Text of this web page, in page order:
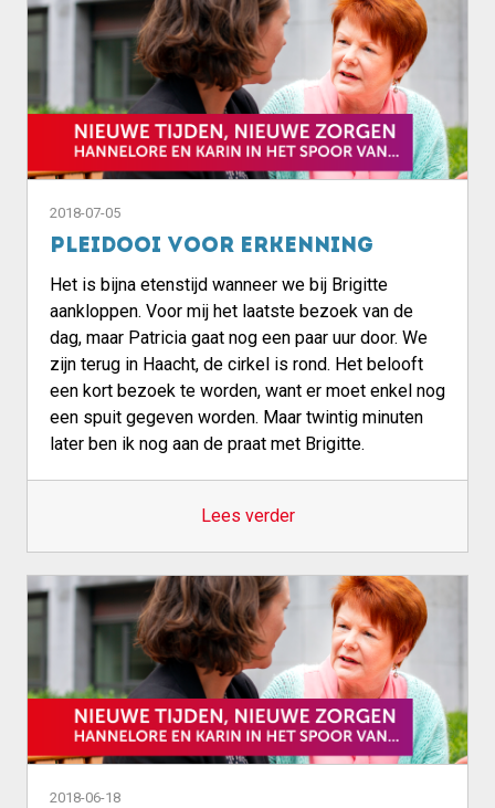
2018-07-05
Pleidooi voor erkenning
Het is bijna etenstijd wanneer we bij Brigitte
aankloppen. Voor mij het laatste bezoek van de
dag, maar Patricia gaat nog een paar uur door. We
zijn terug in Haacht, de cirkel is rond. Het belooft
een kort bezoek te worden, want er moet enkel nog
een spuit gegeven worden. Maar twintig minuten
later ben ik nog aan de praat met Brigitte.
Lees verder
2018-06-18